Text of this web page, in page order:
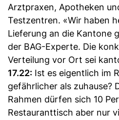
Arztpraxen, Apotheken
Testzentren. «Wir haben
Lieferung an die Kantone
der BAG-Experte. Die
Verteilung vor Ort sei
17.22: Ist es eigentlich im
gefährlicher als zuhause?
Rahmen dürfen sich 10
Restauranttisch aber nur